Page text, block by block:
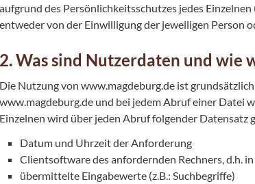
aufgrund des Persönlichkeitsschutzes jedes
entweder von der Einwilligung der jeweiligen Person
2. Was sind Nutzerdaten und wie
Die Nutzung von www.magdeburg.de ist
www.magdeburg.de und bei jedem Abruf einer Datei
Einzelnen wird über jeden Abruf folgender Datensatz
Datum und Uhrzeit der Anforderung
Clientsoftware des anfordernden Rechners, d.h.
übermittelte Eingabewerte (z.B.: Suchbegriffe)